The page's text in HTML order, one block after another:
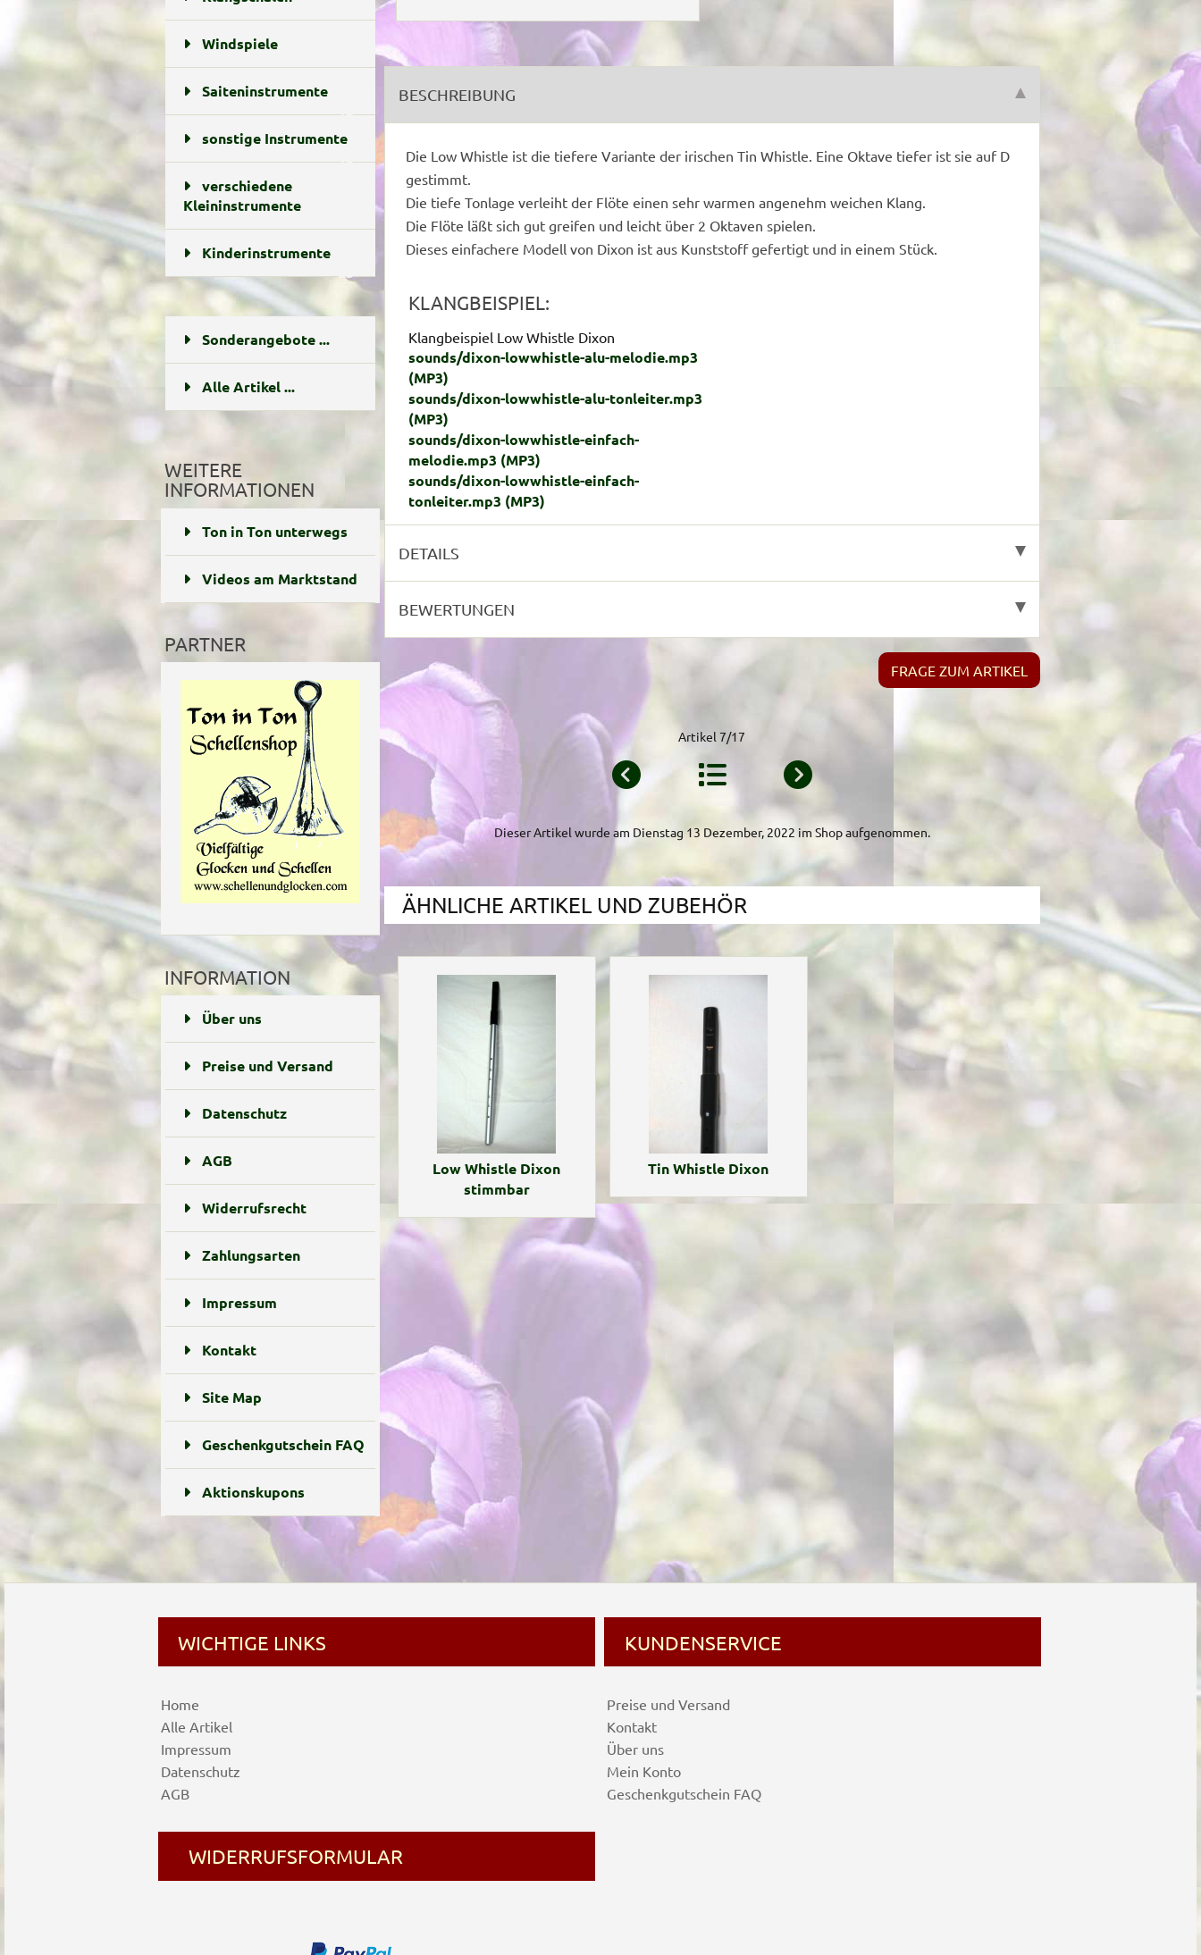
Windspiele
Saiteninstrumente
13
sonstige Instrumente
10
verschiedene
Kleininstrumente
Kinderinstrumente
23
Sonderangebote ...
Alle Artikel ...
WEITERE
INFORMATIONEN
Ton in Ton unterwegs
Videos am Marktstand
PARTNER
INFORMATION
Über uns
Preise und Versand
Datenschutz
AGB
Widerrufsrecht
Zahlungsarten
Impressum
Kontakt
Site Map
Geschenkgutschein FAQ
Aktionskupons
BESCHREIBUNG
Die Low Whistle ist die tiefere Variante der irischen Tin Whistle. Eine Oktave tiefer ist sie auf D
gestimmt.
Die tiefe Tonlage verleiht der Flöte einen sehr warmen angenehm weichen Klang.
Die Flöte läßt sich gut greifen und leicht über 2 Oktaven spielen.
Dieses einfachere Modell von Dixon ist aus Kunststoff gefertigt und in einem Stück.
KLANGBEISPIEL:
Klangbeispiel Low Whistle Dixon
sounds/dixon-lowwhistle-alu-melodie.mp3
(MP3)
sounds/dixon-lowwhistle-alu-tonleiter.mp3
(MP3)
sounds/dixon-lowwhistle-einfach-
melodie.mp3 (MP3)
sounds/dixon-lowwhistle-einfach-
tonleiter.mp3 (MP3)
DETAILS
BEWERTUNGEN
FRAGE ZUM ARTIKEL
Artikel 7/17
Dieser Artikel wurde am Dienstag 13 Dezember, 2022 im Shop aufgenommen.
ÄHNLICHE ARTIKEL UND ZUBEHÖR
Low Whistle Dixon
stimmbar
Tin Whistle Dixon
WICHTIGE LINKS
Home
Alle Artikel
Impressum
Datenschutz
AGB
WIDERRUFSFORMULAR
KUNDENSERVICE
Preise und Versand
Kontakt
Über uns
Mein Konto
Geschenkgutschein FAQ